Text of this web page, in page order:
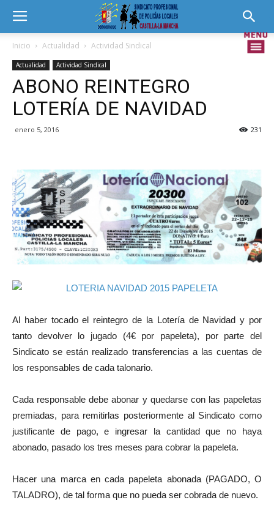
Inicio Actualidad Actividad Sindical
Actualidad Actividad Sindical
ABONO REINTEGRO
LOTERÍA DE NAVIDAD
enero 5, 2016 231
Al haber tocado el reintegro de la Lotería de Navidad y por
tanto devolver lo jugado (4€ por papeleta), por parte del
Sindicato se están realizado transferencias a las cuentas de
los responsables de cada talonario.
Cada responsable debe abonar y quedarse con las papeletas
premiadas, para remitirlas posteriormente al Sindicato como
justificante de pago, e ingresar la cantidad que no haya
abonado, pasado los tres meses para cobrar la papeleta.
Hacer una marca en cada papeleta abonada (PAGADO, O
TALADRO), de tal forma que no pueda ser cobrada de nuevo.